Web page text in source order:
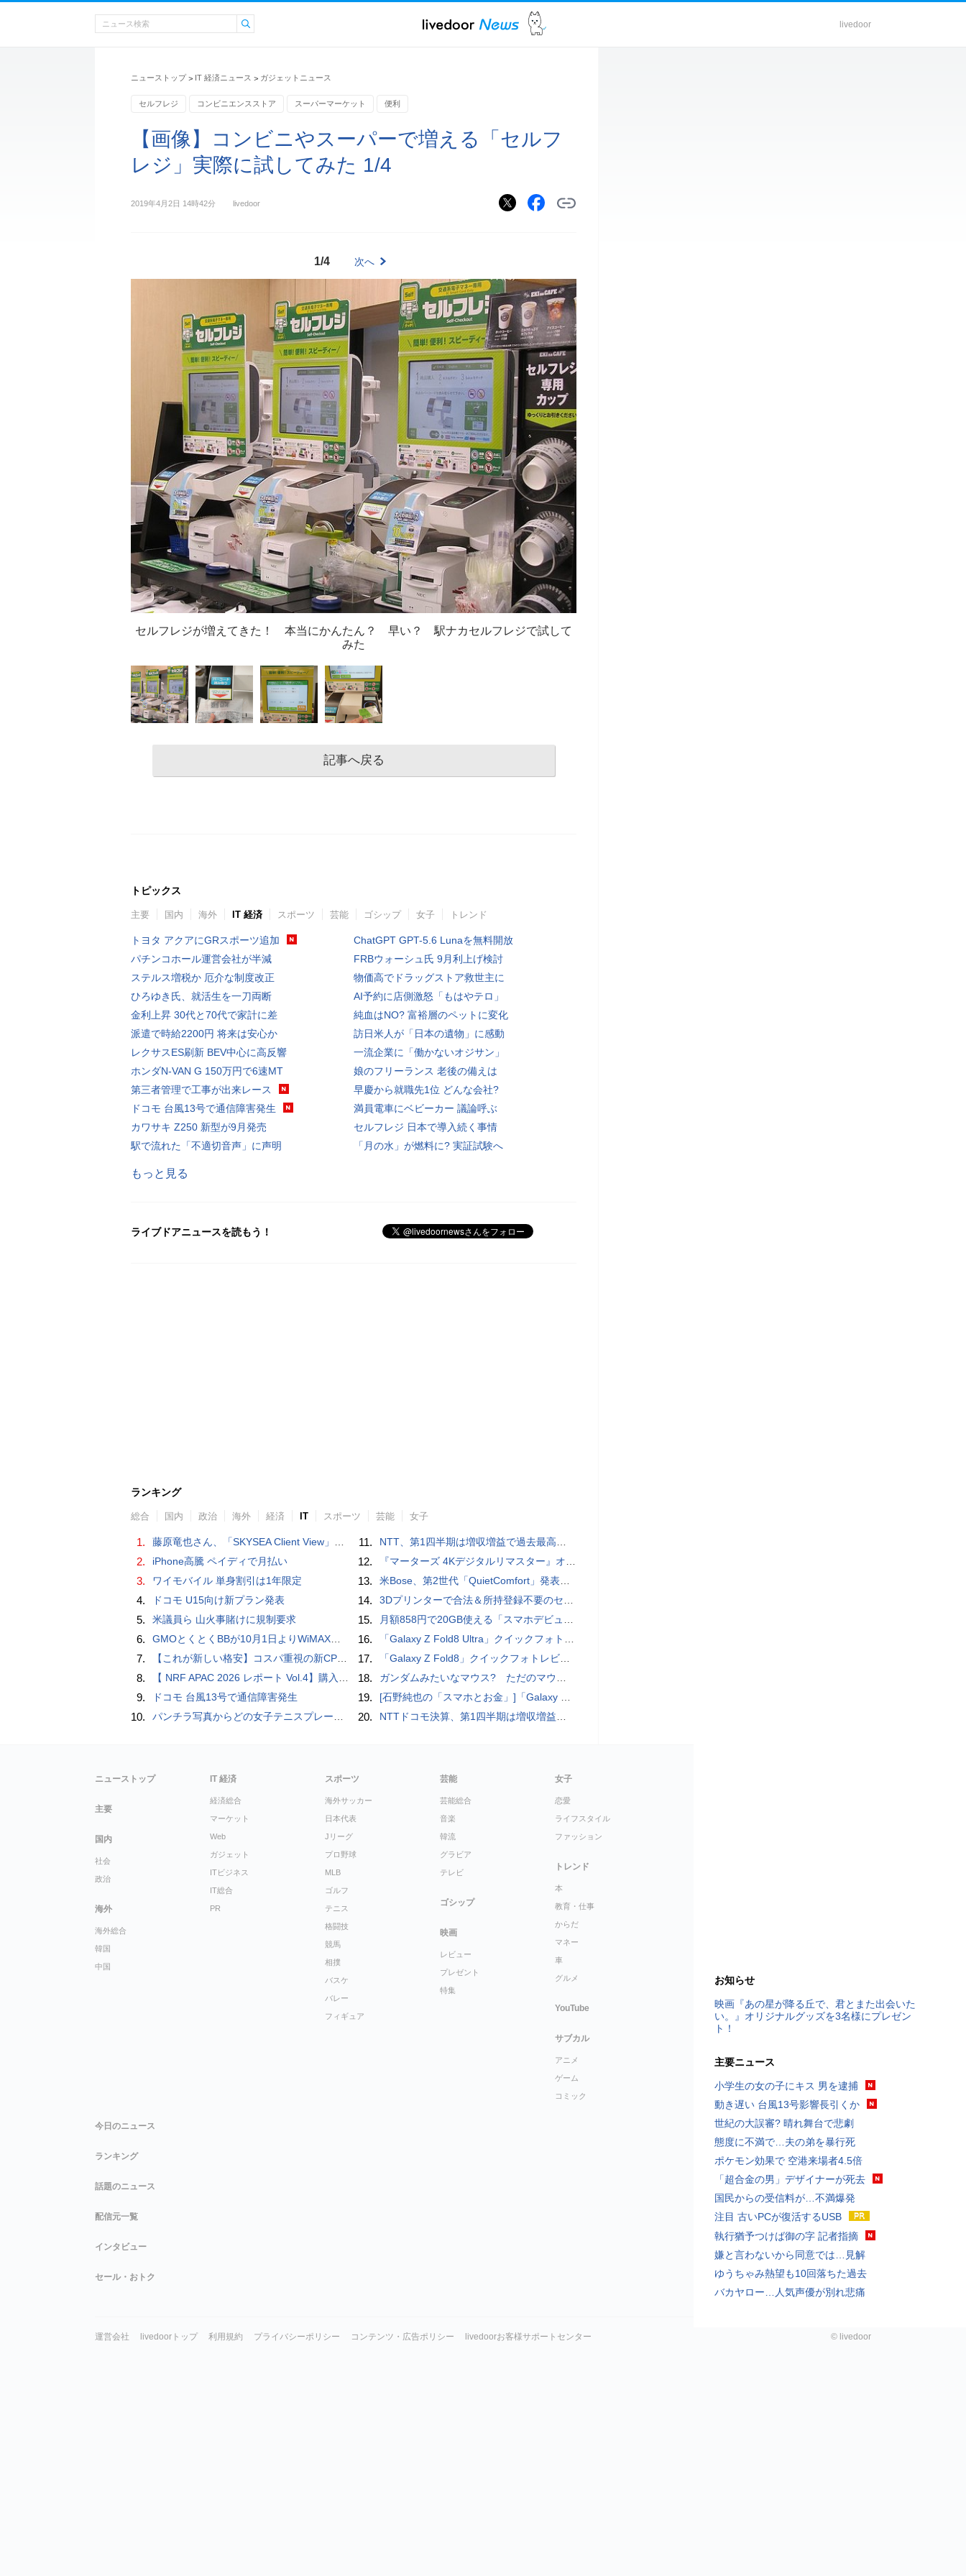
livedoor
ニューストップ > IT 経済ニュース > ガジェットニュース
セルフレジ コンビニエンスストア スーパーマーケット 便利
【画像】コンビニやスーパーで増える「セルフ
レジ」実際に試してみた 1/4
2019年4月2日 14時42分 livedoor
1/4 次へ
セルフレジが増えてきた！ 本当にかんたん？ 早い？ 駅ナカセルフレジで試して
みた
記事へ戻る
トピックス
主要 国内 海外 IT 経済 スポーツ 芸能 ゴシップ 女子 トレンド
トヨタ アクアにGRスポーツ追加
パチンコホール運営会社が半減
ステルス増税か 厄介な制度改正
ひろゆき氏、就活生を一刀両断
金利上昇 30代と70代で家計に差
派遣で時給2200円 将来は安心か
レクサスES刷新 BEV中心に高反響
ホンダN-VAN G 150万円で6速MT
第三者管理で工事が出来レース
ドコモ 台風13号で通信障害発生
カワサキ Z250 新型が9月発売
駅で流れた「不適切音声」に声明
ChatGPT GPT-5.6 Lunaを無料開放
FRBウォーシュ氏 9月利上げ検討
物価高でドラッグストア救世主に
AI予約に店側激怒「もはやテロ」
純血はNO? 富裕層のペットに変化
訪日米人が「日本の遺物」に感動
一流企業に「働かないオジサン」
娘のフリーランス 老後の備えは
早慶から就職先1位 どんな会社?
満員電車にベビーカー 議論呼ぶ
セルフレジ 日本で導入続く事情
「月の水」が燃料に? 実証試験へ
もっと見る
ライブドアニュースを読もう！
ランキング
総合 国内 政治 海外 経済 IT スポーツ 芸能 女子
1. 藤原竜也さん、「SKYSEA Client View」新CMで「AI労務改善」をアピール 働き方をAIが分析したら「すぐに休んで」と言われる？
2. iPhone高騰 ペイディで月払い
3. ワイモバイル 単身割引は1年限定
4. ドコモ U15向け新プラン発表
5. 米議員ら 山火事賭けに規制要求
6. GMOとくとくBBが10月1日よりWiMAXなど月額605円値上げ！全6種の重要変更を徹底解説
7. 【これが新しい格安】コスパ重視の新CPUを搭載した「 Beelink EQi Wildcat Lake Core 3 304」をレビューします。なんと10G LANも搭載していますよ
8. 【 NRF APAC 2026 レポート Vol.4】購入の瞬間に眠る価値 Transaction Momentとリテールの次の成長戦略
9. ドコモ 台風13号で通信障害発生
10. パンチラ写真からどの女子テニスプレーヤーのものなのか当てるクイズ「Tennis Upskirts」
11. NTT、第1四半期は増収増益で過去最高 IOWNや分散GPUの取り組みを説明
12. 『マーターズ 4Kデジタルリマスター』オールナイト上映、鬼畜な併映作品が決定 全部観たら“生還証”をプレゼント［ホラー通信］
13. 米Bose、第2世代「QuietComfort」発表 ノイキャン強化、メガネ着用時の低下を抑制
14. 3Dプリンターで合法＆所持登録不要のセミオートマチック銃を自作、発砲試験にも成功した猛者が登場
15. 月額858円で20GB使える「スマホデビュープラン U15」ドコモが提供、ahamoも割引になる親子割も
16. 「Galaxy Z Fold8 Ultra」クイックフォトレビュー
17. 「Galaxy Z Fold8」クイックフォトレビュー
18. ガンダムみたいなマウス? ただのマウスとは違うのだよ1944通りの形状に変更できる驚異のマウス
19. [石野純也の「スマホとお金」]「Galaxy Z Fold7／Flip7」発表、注目したいソフトバンクの価格攻勢
20. NTTドコモ決算、第1四半期は増収増益 通信収入に底打ちの兆し、金融・AIを強化
お知らせ
映画『あの星が降る丘で、君とまた出会いた
い。』オリジナルグッズを3名様にプレゼン
ト！
主要ニュース
小学生の女の子にキス 男を逮捕
動き遅い 台風13号影響長引くか
世紀の大誤審? 晴れ舞台で悲劇
態度に不満で…夫の弟を暴行死
ポケモン効果で 空港来場者4.5倍
「超合金の男」デザイナーが死去
国民からの受信料が…不満爆発
注目 古いPCが復活するUSB
執行猶予つけば御の字 記者指摘
嫌と言わないから同意では…見解
ゆうちゃみ熱望も10回落ちた過去
バカヤロー…人気声優が別れ悲痛
ニューストップ
主要
国内
社会
政治
海外
海外総合
韓国
中国
IT 経済
経済総合
マーケット
Web
ガジェット
ITビジネス
IT総合
PR
スポーツ
海外サッカー
日本代表
Jリーグ
プロ野球
MLB
ゴルフ
テニス
格闘技
競馬
相撲
バスケ
バレー
フィギュア
芸能
芸能総合
音楽
韓流
グラビア
テレビ
ゴシップ
映画
レビュー
プレゼント
特集
女子
恋愛
ライフスタイル
ファッション
トレンド
本
教育・仕事
からだ
マネー
車
グルメ
YouTube
サブカル
アニメ
ゲーム
コミック
今日のニュース
ランキング
話題のニュース
配信元一覧
インタビュー
セール・おトク
運営会社 livedoorトップ 利用規約 プライバシーポリシー コンテンツ・広告ポリシー livedoorお客様サポートセンター © livedoor